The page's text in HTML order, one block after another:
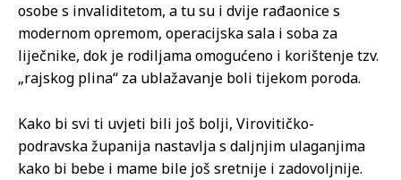
osobe s invaliditetom, a tu su i dvije rađaonice s
modernom opremom, operacijska sala i soba za
liječnike, dok je rodiljama omogućeno i korištenje tzv.
„rajskog plina“ za ublažavanje boli tijekom poroda.
Kako bi svi ti uvjeti bili još bolji, Virovitičko-
podravska županija nastavlja s daljnjim ulaganjima
kako bi bebe i mame bile još sretnije i zadovoljnije.